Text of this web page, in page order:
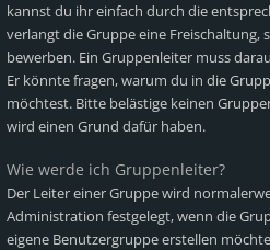
kannst du ihr einfach durch die
verlangt die Gruppe eine Freischaltung,
bewerben. Ein Gruppenleiter muss
Er könnte fragen, warum du in die
möchtest. Bitte belästige keinen
wird einen Grund dafür haben.
Wie werde ich Gruppenleiter?
Der Leiter einer Gruppe wird
Administration festgelegt, wenn die
eigene Benutzergruppe erstellen